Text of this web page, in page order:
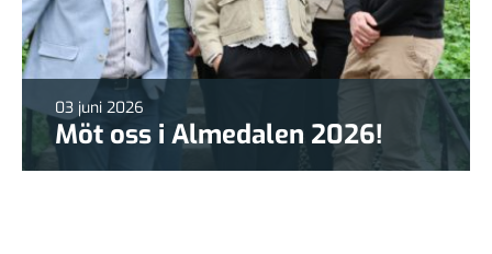
03 juni 2026
Möt oss i Almedalen 2026!